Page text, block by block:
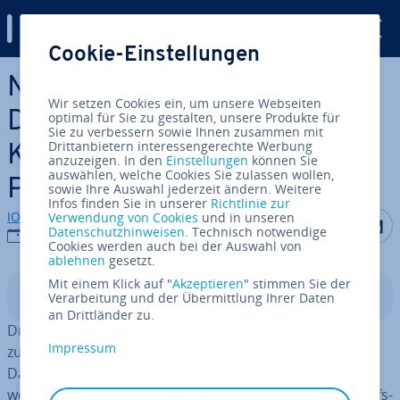
Zum Haupt­in­halt springen
Nextcloud Ordner und
Dateien sicher freigeben:
Kon­fi­gu­ra­ti­on und Best
Practices
IONOS Redaktion
11.05.2026
Auf Auf
In­halts­ver­zeich­nis
Die Nextcloud-Freigabe ist ein ad­mi­nis­tra­ti­ver Prozess
zur kon­trol­lier­ten Be­reit­stel­lung von Ordnern und
Dateien. Durch den Einsatz von Ver­schlüs­se­lung, Pass­
wort­schutz und Ab­lauf­da­ten wird eine granulare Zu­griffs­
Cookie-Einstellungen
Wir setzen Cookies ein, um unsere Webseiten
optimal für Sie zu gestalten, unsere Produkte für
Sie zu verbessern sowie Ihnen zusammen mit
Drittanbietern interessengerechte Werbung
anzuzeigen. In den Einstellungen können Sie
auswählen, welche Cookies Sie zulassen wollen,
sowie Ihre Auswahl jederzeit ändern. Weitere
Infos finden Sie in unserer Richtlinie zur
Verwendung von Cookies und in unseren
Datenschutzhinweisen. Technisch notwendige
Cookies werden auch bei der Auswahl von
ablehnen gesetzt.
Mit einem Klick auf "Akzeptieren" stimmen Sie der
Verarbeitung und der Übermittlung Ihrer Daten
an Drittländer zu.
Impressum